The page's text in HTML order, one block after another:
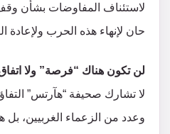
لاستئناف المفاوضات بشأن
حان لإنهاء هذه الحرب ولإعادة
لن تكون هناك “فرصة” ولا
لا تشارك صحيفة “هآرتس”
وعدد من الزعماء الغربيين،